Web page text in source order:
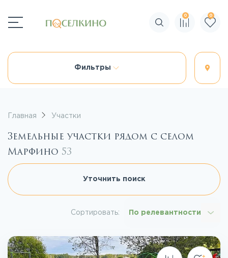
Поиск по сайту
0 0
Фильтры
Главная Участки
Земельные участки рядом с селом
Марфино 53
Уточнить поиск
Сортировать: По релевантности